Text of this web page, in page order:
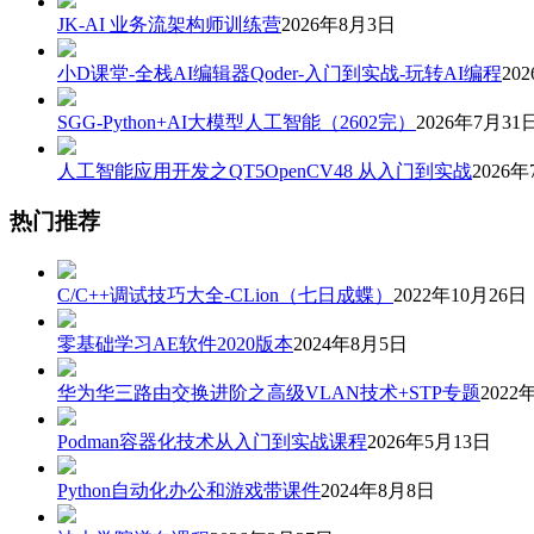
JK-AI 业务流架构师训练营2026年8月3日
小D课堂-全栈AI编辑器Qoder-入门到实战-玩转AI编程
SGG-Python+AI大模型人工智能（2602完） 2026年7月31日
人工智能应用开发之QT5OpenCV48 从入门到实战2026年
热门推荐
C/C++调试技巧大全-CLion（七日成蝶） 2022年10月26日
零基础学习AE软件2020版本2024年8月5日
华为华三路由交换进阶之高级VLAN技术+STP专题2022
Podman容器化技术从入门到实战课程2026年5月13日
Python自动化办公和游戏带课件2024年8月8日